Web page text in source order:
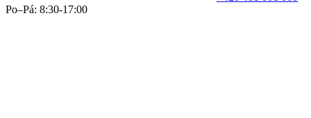
Po–Pá: 8:30-17:00